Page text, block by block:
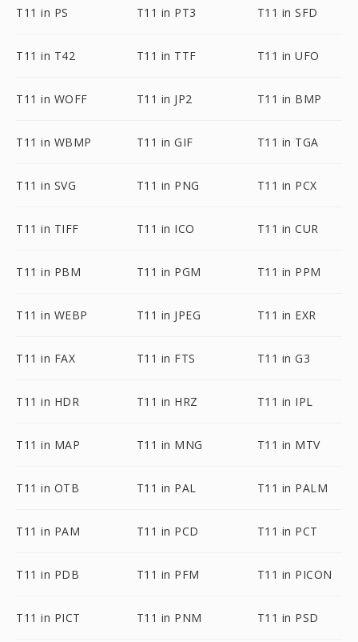
T11 in PS T11 in PT3 T11 in SFD
T11 in T42 T11 in TTF T11 in UFO
T11 in WOFF T11 in JP2 T11 in BMP
T11 in WBMP T11 in GIF T11 in TGA
T11 in SVG T11 in PNG T11 in PCX
T11 in TIFF T11 in ICO T11 in CUR
T11 in PBM T11 in PGM T11 in PPM
T11 in WEBP T11 in JPEG T11 in EXR
T11 in FAX T11 in FTS T11 in G3
T11 in HDR T11 in HRZ T11 in IPL
T11 in MAP T11 in MNG T11 in MTV
T11 in OTB T11 in PAL T11 in PALM
T11 in PAM T11 in PCD T11 in PCT
T11 in PDB T11 in PFM T11 in PICON
T11 in PICT T11 in PNM T11 in PSD